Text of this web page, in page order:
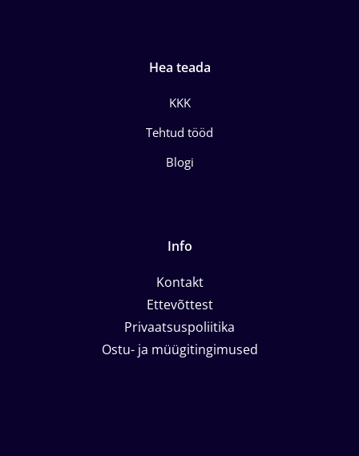
Hea teada
KKK
Tehtud tööd
Blogi
Info
Kontakt
Ettevõttest
Privaatsuspoliitika
Ostu- ja müügitingimused